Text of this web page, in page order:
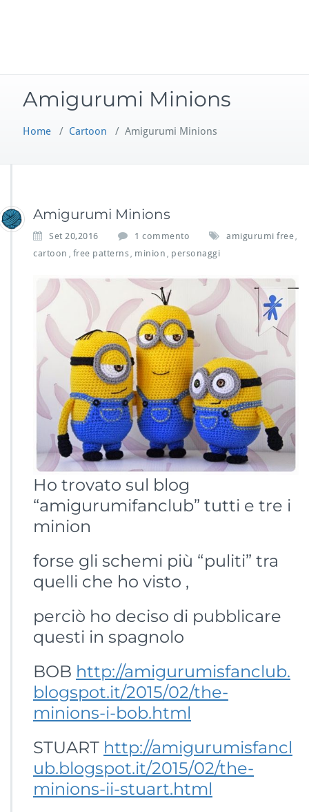
Amigurumi Minions
Home / Cartoon / Amigurumi Minions
Amigurumi Minions
Set 20,2016 1 commento
u
m
g
u
r
u
m
i
M
i
n
i
n
s
amigurumi free
cartoon free patterns minion personaggi
Ho trovato sul blog
“amigurumifanclub” tutti e tre i
minion
forse gli schemi più “puliti” tra
quelli che ho visto ,
perciò ho deciso di pubblicare
questi in spagnolo
BOB http://amigurumisfanclub.
blogspot.it/2015/02/the-
minions-i-bob.html
STUART http://amigurumisfancl
ub.blogspot.it/2015/02/the-
minions-ii-stuart.html